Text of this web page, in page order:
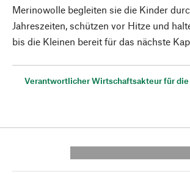
Merinowolle begleiten sie die Kinder
Jahreszeiten, schützen vor Hitze und
bis die Kleinen bereit für das nächste
Verantwortlicher Wirtschaftsakteur für die